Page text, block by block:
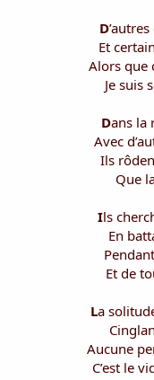
D
Et
Alors que
Je suis
Dans la
Avec
Ils
Que
Ils
En
Et de
La
Aucune
C’est le